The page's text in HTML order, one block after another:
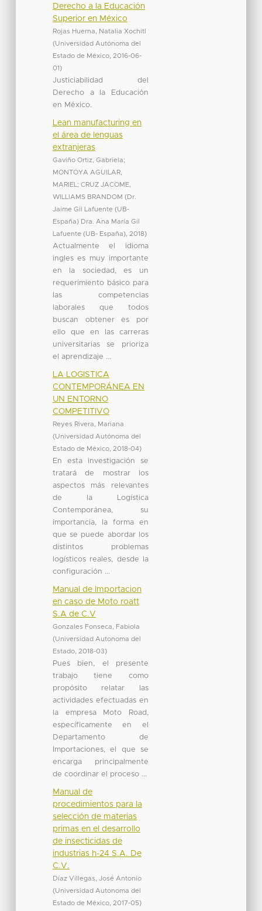
Derecho a la Educación
Superior en México
Rojas Huerna, Natalia Xochitl
(Universidad Autónoma del
Estado de México, 2016-06-
01)
Justiciabilidad del
Derecho a la Educación
en México.
Lean manufacturing en
el área de lenguas
extranjeras
Gaviño Ortiz, Gabriela;
MONTOYA AGUILAR,
MARIEL ; CRUZ JACOME,
WILLIAMS BRANDOM (Dr.
Jaime Gil Lafuente (UB-
España) Dra. Ana María Gil
Lafuente (UB- España), 2018)
Actualmente el idioma
ingles es muy importante
en la sociedad, es un
requerimiento básico para
las competencias
laborales que todos
buscan obtener es por
ello que en las carreras
universitarias se prioriza
el aprendizaje ...
LA LOGISTICA
CONTEMPORÁNEA EN
UN ENTORNO
COMPETITIVO
Reyes Rivera, Mariana
(Universidad Autónoma del
Estado de México, 2018-04)
En esta investigación se
tratará de mostrar los
aspectos más relevantes
de la Logística
Contemporánea, su
importancia, la forma en
que se puede abordar los
distintos problemas
logísticos reales, desde la
configuración ...
Manual de Importacion
en caso de Moto roatt
S.A de C.V
Gonzales Fonseca, Fabiola
(Universidad Autonoma del
Estado, 2018-03)
Pues bien, el presente
trabajo tiene como
propósito relatar las
actividades efectuadas en
la empresa Moto Road,
específicamente en el
Departamento de
Importaciones, el que se
encarga principalmente
de coordinar el proceso ...
Manual de
procedimientos para la
selección de materias
primas en el desarrollo
de insecticidas de
industrias h-24 S.A. De
C.V.
Díaz Villegas, José Antonio
(Universidad Autonoma del
Estado de México, 2017-05)